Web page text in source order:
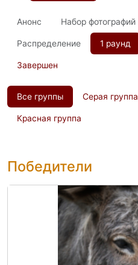
Анонс Набор фотографий
Распределение 1 раунд
Завершен
Все группы Серая группа
Красная группа
Победители